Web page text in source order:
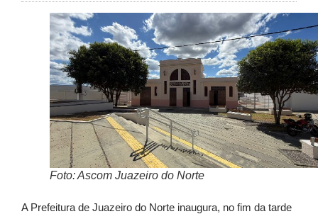
Foto: Ascom Juazeiro do Norte
A Prefeitura de Juazeiro do Norte inaugura, no fim da tarde